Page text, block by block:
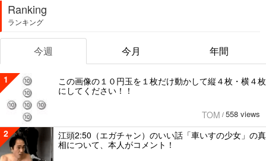
Ranking
ランキング
今週 今月 年間
1
この画像の１０円玉を１枚だけ動かして縦４枚・横４枚
にしてください！！
TOM / 558 views
2
江頭2:50（エガチャン）のいい話「車いすの少女」の真
相について、本人がコメント！